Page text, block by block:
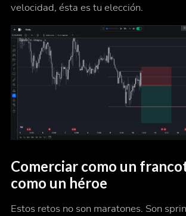
velocidad, ésta es tu elección.
Comerciar como un
como un héroe
Estos retos no son maratones. Son